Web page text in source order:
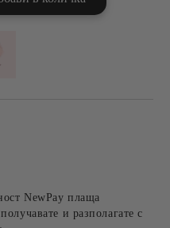
NewPay плаща
и разполагате с